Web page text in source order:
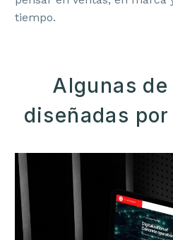
tiempo.
Algunas
diseñadas